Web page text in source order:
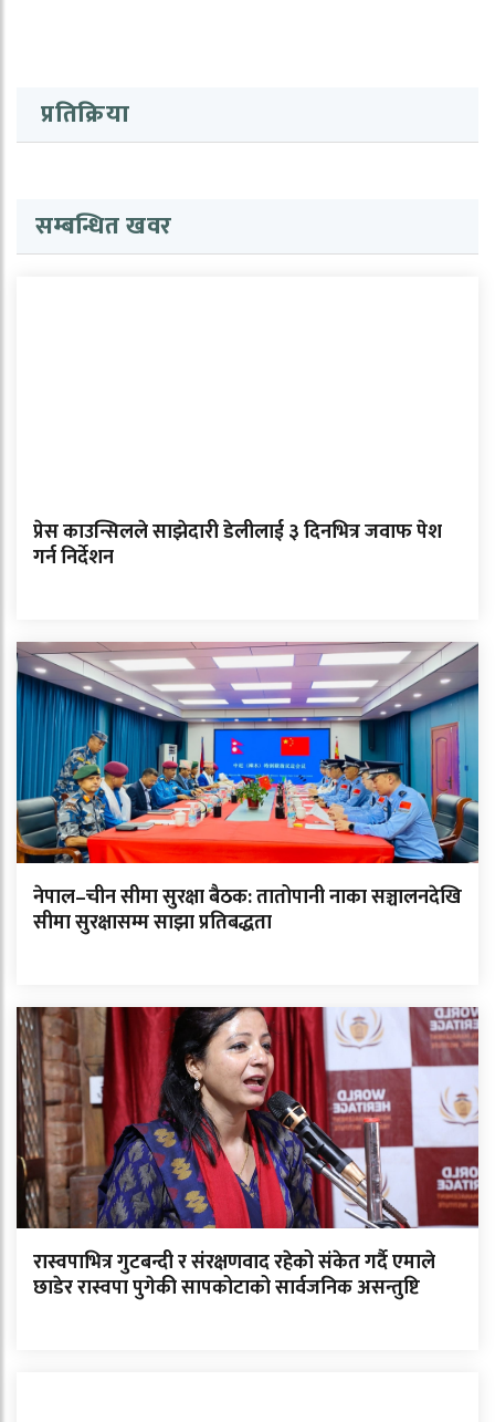
प्रतिक्रिया
सम्बन्धित खवर
प्रेस काउन्सिलले साझेदारी डेलीलाई ३ दिनभित्र जवाफ पेश
गर्न निर्देशन
नेपाल–चीन सीमा सुरक्षा बैठक: तातोपानी नाका सञ्चालनदेखि
सीमा सुरक्षासम्म साझा प्रतिबद्धता
रास्वपाभित्र गुटबन्दी र संरक्षणवाद रहेको संकेत गर्दै एमाले
छाडेर रास्वपा पुगेकी सापकोटाको सार्वजनिक असन्तुष्टि